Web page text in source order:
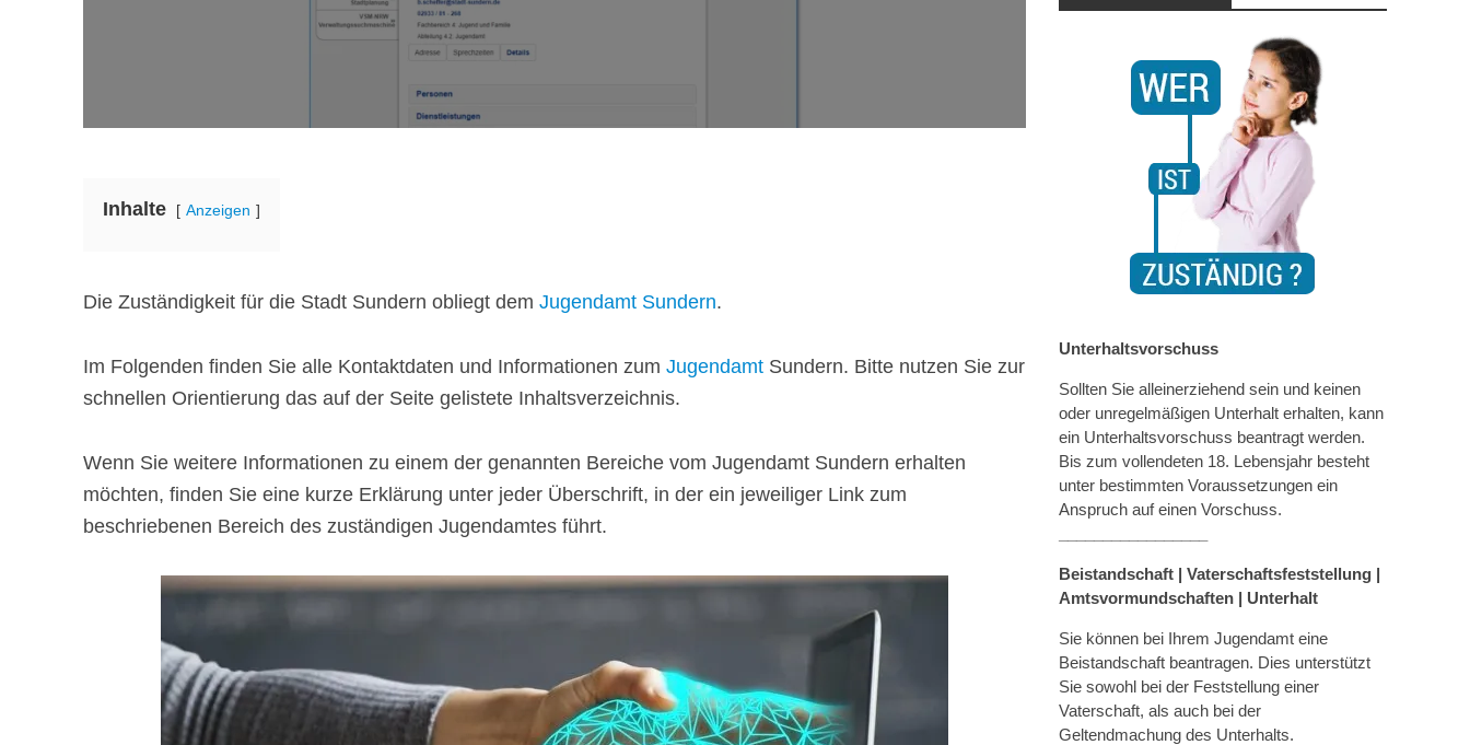
Inhalte Anzeigen
Die Zuständigkeit für die Stadt Sundern obliegt dem Jugendamt Sundern.
Im Folgenden finden Sie alle Kontaktdaten und Informationen zum JugendamtSundern. Bitte nutzen Sie zur
schnellen Orientierung das auf der Seite gelistete Inhaltsverzeichnis.
Wenn Sie weitere Informationen zu einem der genannten Bereiche vom Jugendamt Sundern erhalten
möchten, finden Sie eine kurze Erklärung unter jeder Überschrift, in der ein jeweiliger Link zum
beschriebenen Bereich des zuständigen Jugendamtes führt.
Unterhaltsvorschuss
Sollten Sie alleinerziehend sein und keinen
oder unregelmäßigen Unterhalt erhalten, kann
ein Unterhaltsvorschuss beantragt werden.
Bis zum vollendeten 18. Lebensjahr besteht
unter bestimmten Voraussetzungen ein
Anspruch auf einen Vorschuss.
Beistandschaft | Vaterschaftsfeststellung |
Amtsvormundschaften | Unterhalt
Sie können bei Ihrem Jugendamt eine
Beistandschaft beantragen. Dies unterstützt
Sie sowohl bei der Feststellung einer
Vaterschaft, als auch bei der
Geltendmachung des Unterhalts.